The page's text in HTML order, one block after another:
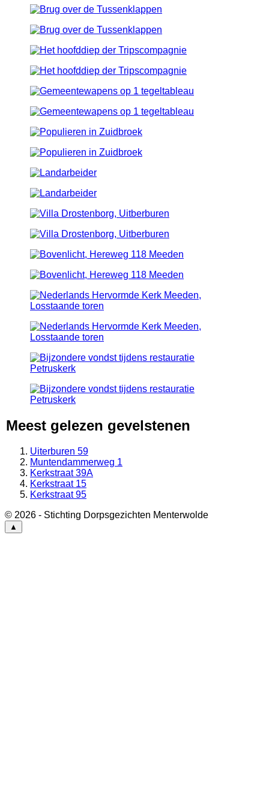
Meest gelezen gevelstenen
Uiterburen 59
Muntendammerweg 1
Kerkstraat 39A
Kerkstraat 15
Kerkstraat 95
© 2026 - Stichting Dorpsgezichten Menterwolde
▲